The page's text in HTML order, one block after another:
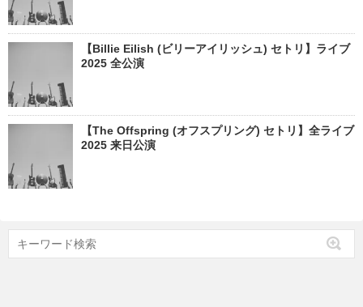
【Billie Eilish (ビリーアイリッシュ) セトリ】ライブ
2025 全公演
【The Offspring (オフスプリング) セトリ】全ライブ
2025 来日公演